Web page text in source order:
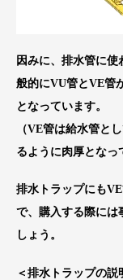
因みに、排水管に
般的にVU管とVE管
となっています。
（VE管は給水管と
るように肉厚となっ
排水トラップにも
で、購入する際には
しょう。
＜排水トラップの説